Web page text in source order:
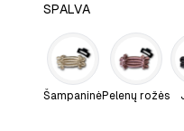
SPALVA
ŠampaninėPelenų rožės